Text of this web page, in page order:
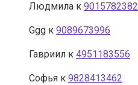
Людмила к 9015782382
Ggg к 9089673996
Гавриил к 4951183556
Софья к 9828413462